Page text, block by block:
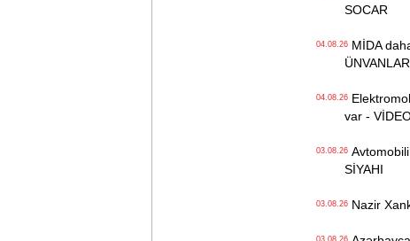
SOCAR
04.08.26MİDA
ÜNVANLAR
04.08.26
var -
03.08.26Avtomobili
SİYAHI
03.08.26Nazir
03.08.26